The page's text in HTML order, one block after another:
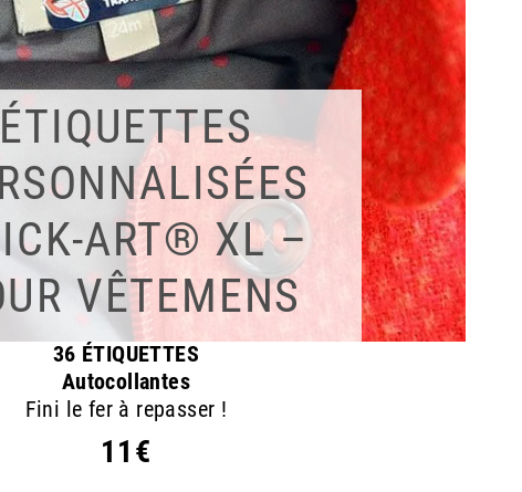
ÉTIQUETTES
ART® XL –
VÊTEMENS
36 ÉTIQUETTES
Autocollantes
Fini le fer à repasser !
11€